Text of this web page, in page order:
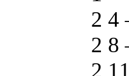
2 4
2 8
2